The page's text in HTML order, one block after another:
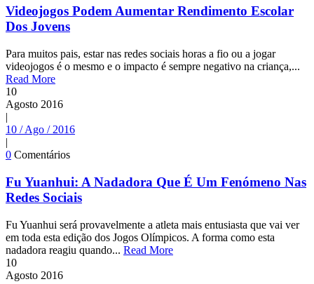
Videojogos Podem Aumentar Rendimento Escolar
Dos Jovens
Para muitos pais, estar nas redes sociais horas a fio ou a jogar
videojogos é o mesmo e o impacto é sempre negativo na criança,...
Read More
10
Agosto 2016
|
10 / Ago / 2016
|
0 Comentários
Fu Yuanhui: A Nadadora Que É Um Fenómeno Nas
Redes Sociais
Fu Yuanhui será provavelmente a atleta mais entusiasta que vai ver
em toda esta edição dos Jogos Olímpicos. A forma como esta
nadadora reagiu quando... Read More
10
Agosto 2016